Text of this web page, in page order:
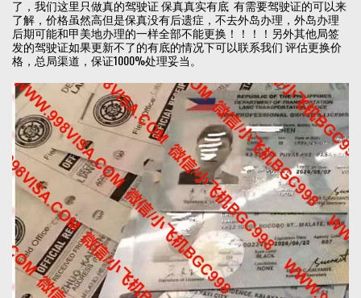
了，我们这里只做真的驾驶证 保真真实有底 有需要驾驶证的可以来
了解，价格虽然高但是保真没有后遗症，不去外岛办理，外岛办理
后期可能和甲美地办理的一样全部不能更换！！！！另外其他局签
发的驾驶证如果更新不了的有底的情况下可以联系我们 评估更换价
格，总局渠道，保证1000%处理妥当。